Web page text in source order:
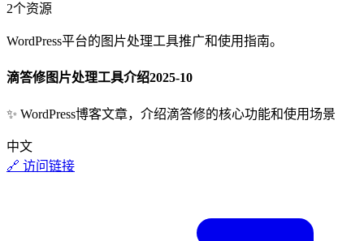
2个资源
WordPress平台的图片处理工具推广和使用指南。
滴答修图片处理工具介绍2025-10
✨ WordPress博客文章，介绍滴答修的核心功能和使用场景
中文
🔗 访问链接